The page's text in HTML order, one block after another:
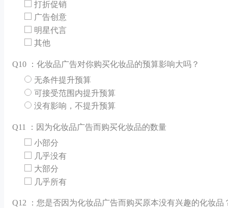
打折促销
广告创意
明星代言
其他
Q10 ：化妆品广告对你购买化妆品的预算影响大吗？
无条件提升预算
可接受范围内提升预算
没有影响，不提升预算
Q11 ：因为化妆品广告而购买化妆品的数量
小部分
几乎没有
大部分
几乎所有
Q12 ：您是否因为化妆品广告而购买原本没有兴趣的化妆品